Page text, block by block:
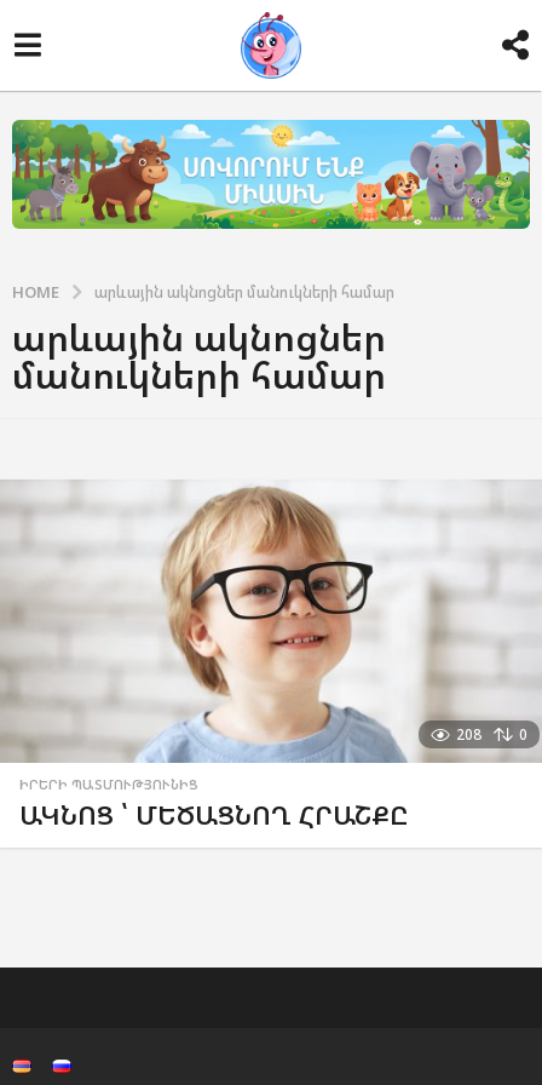
HOME արևային ակնոցներ մանուկների համար
արևային ակնոցներ
մանուկների համար
208 0
ԻՐԵՐԻ ՊԱՏՄՈՒԹՅՈՒՆԻՑ
ԱԿՆՈՑ ՝ ՄԵԾԱՑՆՈՂ ՀՐԱՇՔԸ